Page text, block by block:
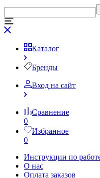
Каталог
Бренды
Вход на сайт
Сравнение
0
Избранное
0
Инструкции по
О нас
Оплата заказов